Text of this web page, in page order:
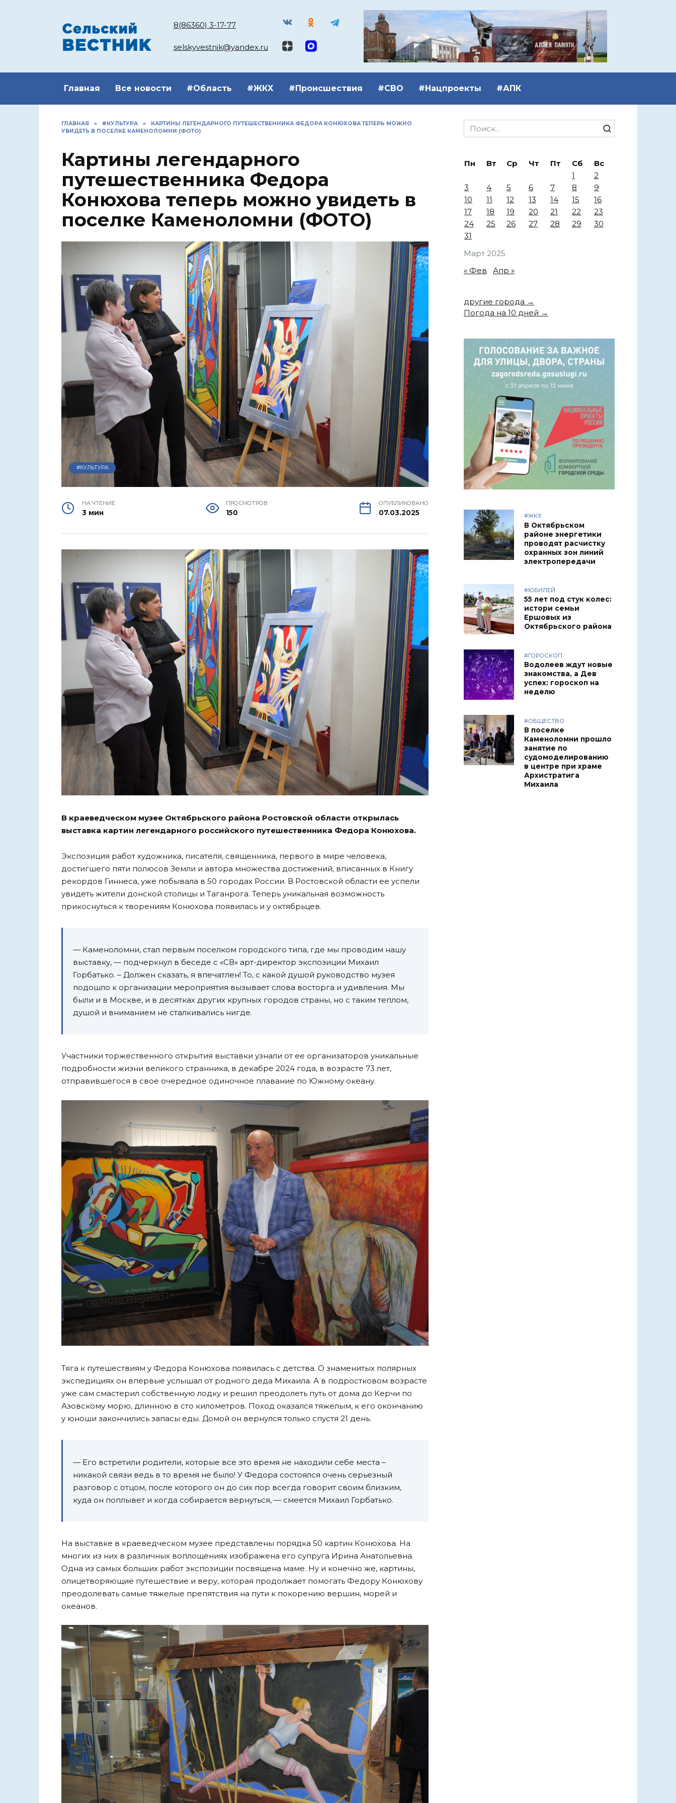
8(86360) 3-17-77
selskyvestnik@yandex.ru
Главная Все новости #Область #ЖКХ #Происшествия #СВО #Нацпроекты #АПК
ГЛАВНАЯ » #КУЛЬТУРА »
КАРТИНЫ ЛЕГЕНДАРНОГО ПУТЕШЕСТВЕННИКА ФЕДОРА КОНЮХОВА ТЕПЕРЬ МОЖНО
УВИДЕТЬ В ПОСЕЛКЕ КАМЕНОЛОМНИ (ФОТО)
Картины легендарного
путешественника Федора
Конюхова теперь можно увидеть в
поселке Каменоломни (ФОТО)
#КУЛЬТУРА
НА ЧТЕНИЕ
3 мин
ПРОСМОТРОВ
150
ОПУБЛИКОВАНО
07.03.2025
В краеведческом музее Октябрьского района Ростовской области открылась
выставка картин легендарного российского путешественника Федора Конюхова.
Экспозиция работ художника, писателя, священника, первого в мире человека,
достигшего пяти полюсов Земли и автора множества достижений, вписанных в Книгу
рекордов Гиннеса, уже побывала в 50 городах России. В Ростовской области ее успели
увидеть жители донской столицы и Таганрога. Теперь уникальная возможность
прикоснуться к творениям Конюхова появилась и у октябрьцев.
— Каменоломни, стал первым поселком городского типа, где мы проводим нашу
выставку, — подчеркнул в беседе с «СВ» арт-директор экспозиции Михаил
Горбатько. – Должен сказать, я впечатлен! То, с какой душой руководство музея
подошло к организации мероприятия вызывает слова восторга и удивления. Мы
были и в Москве, и в десятках других крупных городов страны, но с таким теплом,
душой и вниманием не сталкивались нигде.
Участники торжественного открытия выставки узнали от ее организаторов уникальные
подробности жизни великого странника, в декабре 2024 года, в возрасте 73 лет,
отправившегося в свое очередное одиночное плавание по Южному океану.
Тяга к путешествиям у Федора Конюхова появилась с детства. О знаменитых полярных
экспедициях он впервые услышал от родного деда Михаила. А в подростковом возрасте
уже сам смастерил собственную лодку и решил преодолеть путь от дома до Керчи по
Азовскому морю, длинною в сто километров. Поход оказался тяжелым, к его окончанию
у юноши закончились запасы еды. Домой он вернулся только спустя 21 день.
— Его встретили родители, которые все это время не находили себе места –
никакой связи ведь в то время не было! У Федора состоялся очень серьезный
разговор с отцом, после которого он до сих пор всегда говорит своим близким,
куда он поплывет и когда собирается вернуться, — смеется Михаил Горбатько.
На выставке в краеведческом музее представлены порядка 50 картин Конюхова. На
многих из них в различных воплощениях изображена его супруга Ирина Анатольевна.
Одна из самых больших работ экспозиции посвящена маме. Ну и конечно же, картины,
олицетворяющие путешествие и веру, которая продолжает помогать Федору Конюхову
преодолевать самые тяжелые препятствия на пути к покорению вершин, морей и
океанов.
Search
for:
Март 2025
Пн Вт Ср Чт Пт Сб
Вс
1
2
3
4 5 6 7 8
9
10
11 12 13 14 15
16
17
18 19 20 21 22
23
24
25 26 27 28 29
30
31
« Фев Апр »
другие города →
Погода на 10 дней →
#ЖКХ
В Октябрьском
районе энергетики
проводят расчистку
охранных зон линий
электропередачи
#ЮБИЛЕЙ
55 лет под стук колес:
истори семьи
Ершовых из
Октябрьского района
#ГОРОСКОП
Водолеев ждут новые
знакомства, а Дев
успех: гороскоп на
неделю
#ОБЩЕСТВО
В поселке
Каменоломни прошло
занятие по
судомоделированию
в центре при храме
Архистратига
Михаила